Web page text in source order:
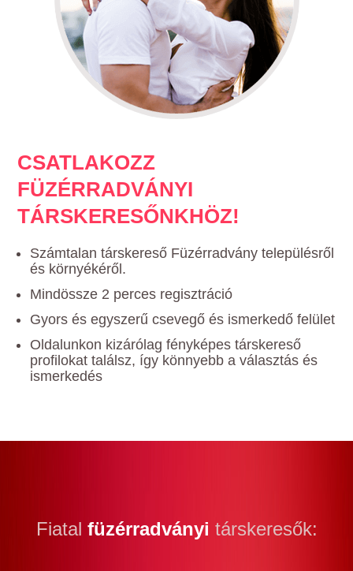
CSATLAKOZZ
FÜZÉRRADVÁNYI
TÁRSKERESŐNKHÖZ!
Számtalan társkereső Füzérradvány településről
és környékéről.
Mindössze 2 perces regisztráció
Gyors és egyszerű csevegő és ismerkedő felület
Oldalunkon kizárólag fényképes társkereső
profilokat találsz, így könnyebb a választás és
ismerkedés
Fiatal füzérradványi társkeresők: